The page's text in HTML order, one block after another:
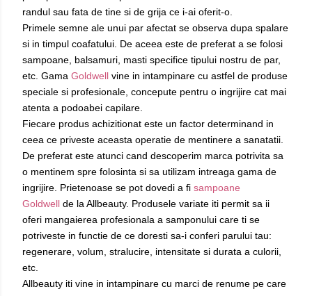
randul sau fata de tine si de grija ce i-ai oferit-o.
Primele semne ale unui par afectat se observa dupa spalare
si in timpul coafatului. De aceea este de preferat a se folosi
sampoane, balsamuri, masti specifice tipului nostru de par,
etc. Gama Goldwell vine in intampinare cu astfel de produse
speciale si profesionale, concepute pentru o ingrijire cat mai
atenta a podoabei capilare.
Fiecare produs achizitionat este un factor determinand in
ceea ce priveste aceasta operatie de mentinere a sanatatii.
De preferat este atunci cand descoperim marca potrivita sa
o mentinem spre folosinta si sa utilizam intreaga gama de
ingrijire. Prietenoase se pot dovedi a fi sampoane
Goldwell de la Allbeauty. Produsele variate iti permit sa ii
oferi mangaierea profesionala a samponului care ti se
potriveste in functie de ce doresti sa-i conferi parului tau:
regenerare, volum, stralucire, intensitate si durata a culorii,
etc.
Allbeauty iti vine in intampinare cu marci de renume pe care